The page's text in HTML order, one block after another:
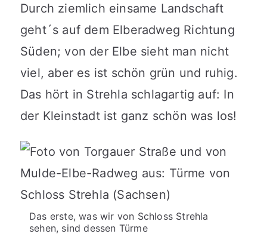
Durch ziemlich einsame Landschaft
geht´s auf dem Elberadweg Richtung
Süden; von der Elbe sieht man nicht
viel, aber es ist schön grün und ruhig.
Das hört in Strehla schlagartig auf: In
der Kleinstadt ist ganz schön was los!
Das erste, was wir von Schloss Strehla
sehen, sind dessen Türme